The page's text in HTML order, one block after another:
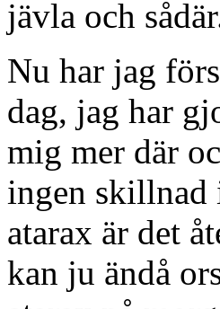
jävla och
Nu har jag
dag, jag har
mig mer där
ingen skillnad
atarax är det
kan ju ändå